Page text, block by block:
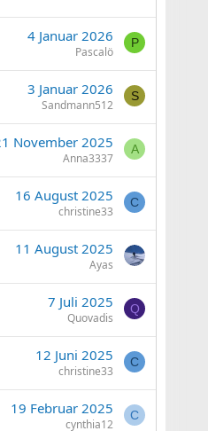
4 Januar 2026
Pascalö
P
3 Januar 2026
Sandmann512
S
November 2025
Anna3337
A
16 August 2025
christine33
C
11 August 2025
Ayas
7 Juli 2025
Quovadis
Q
12 Juni 2025
christine33
C
19 Februar 2025
cynthia12
C